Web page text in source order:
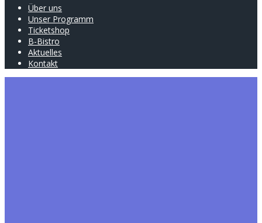
Über uns
Unser Programm
Ticketshop
B-Bistro
Aktuelles
Kontakt